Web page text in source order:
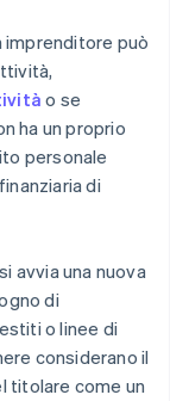
imprenditore può
o se
ha un proprio
personale
di
avvia una nuova
di
o linee di
considerano il
titolare come un